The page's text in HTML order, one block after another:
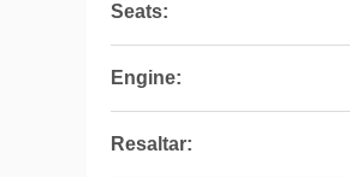
Seats:
Engine:
Resaltar: